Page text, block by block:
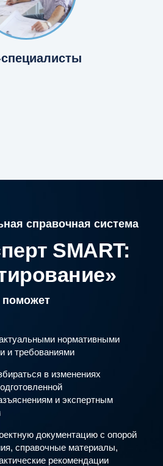
справочная система
SMART:
поможет
нормативными
и требованиями
в изменениях
и экспертным
документацию с опорой
справочные материалы,
рекомендации